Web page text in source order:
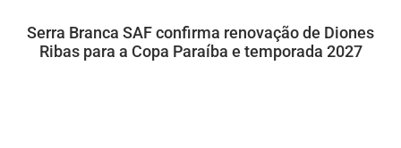
Serra Branca SAF confirma renovação de Diones
Ribas para a Copa Paraíba e temporada 2027